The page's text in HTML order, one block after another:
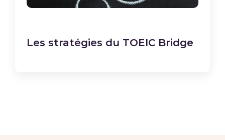
Les stratégies du TOEIC Bridge